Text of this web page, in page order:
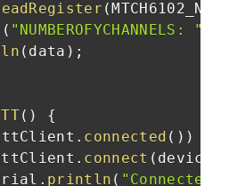
(
( "NUMBEROFYCHANNELS: "
( data ) ;
( )
{
. connected ( ) )
. connect (
. println (